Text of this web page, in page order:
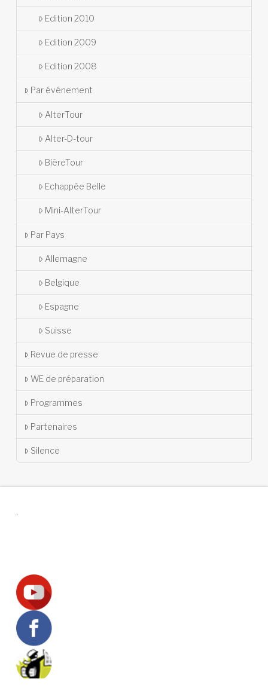
Edition 2010
Edition 2009
Edition 2008
Par événement
AlterTour
Alter-D-tour
BièreTour
Echappée Belle
Mini-AlterTour
Par Pays
Allemagne
Belgique
Espagne
Suisse
Revue de presse
WE de préparation
Programmes
Partenaires
Silence
.